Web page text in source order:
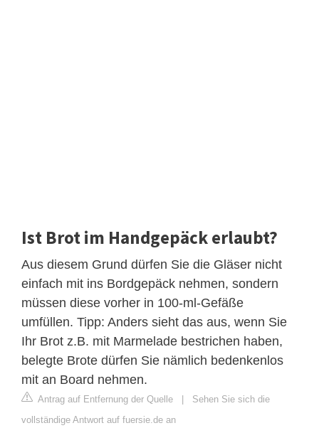
Ist Brot im Handgepäck erlaubt?
Aus diesem Grund dürfen Sie die Gläser nicht
einfach mit ins Bordgepäck nehmen, sondern
müssen diese vorher in 100-ml-Gefäße
umfüllen. Tipp: Anders sieht das aus, wenn Sie
Ihr Brot z.B. mit Marmelade bestrichen haben,
belegte Brote dürfen Sie nämlich bedenkenlos
mit an Board nehmen.
Antrag auf Entfernung der Quelle | Sehen Sie sich die
vollständige Antwort auf fuersie.de an